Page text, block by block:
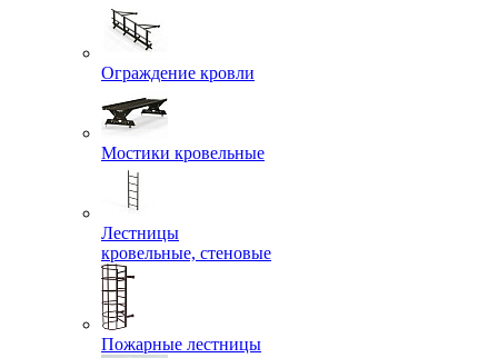
Ограждение кровли
Мостики кровельные
Лестницы
кровельные, стеновые
Пожарные лестницы